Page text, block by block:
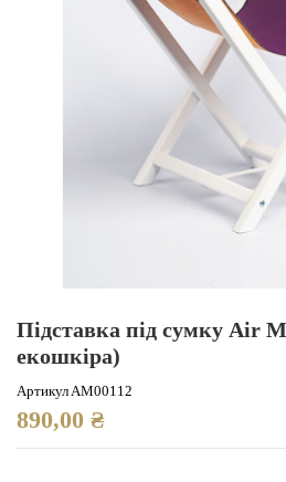
Підставка під сумку Air
екошкіра)
Артикул AM00112
890,00 ₴